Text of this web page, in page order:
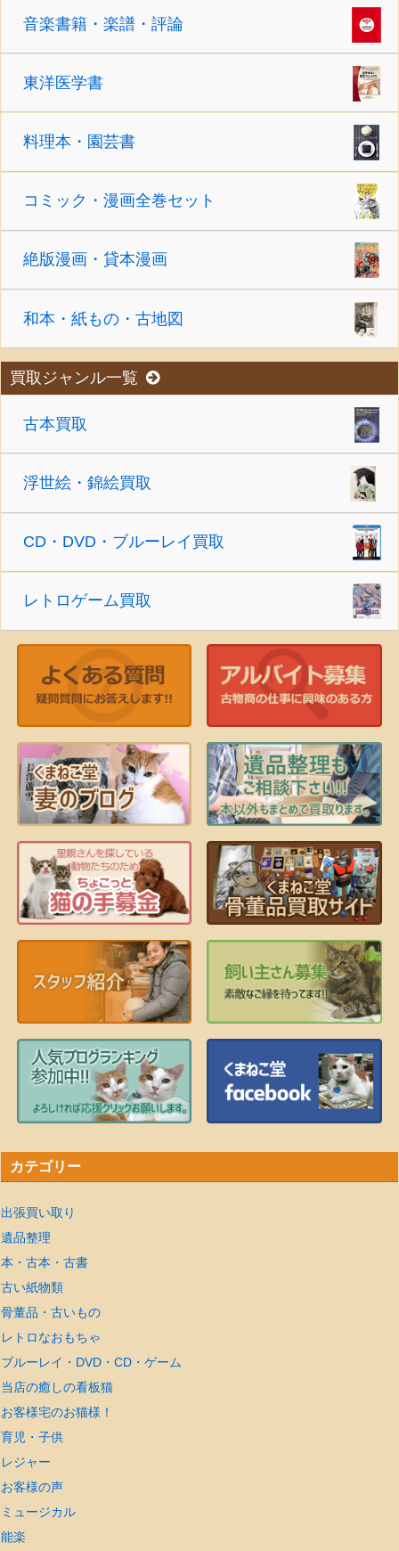
音楽書籍・楽譜・評論
東洋医学書
料理本・園芸書
コミック・漫画全巻セット
絶版漫画・貸本漫画
和本・紙もの・古地図
買取ジャンル一覧
古本買取
浮世絵・錦絵買取
CD・DVD・ブルーレイ買取
レトロゲーム買取
カテゴリー
出張買い取り
遺品整理
本・古本・古書
古い紙物類
骨董品・古いもの
レトロなおもちゃ
ブルーレイ・DVD・CD・ゲーム
当店の癒しの看板猫
お客様宅のお猫様！
育児・子供
レジャー
お客様の声
ミュージカル
能楽